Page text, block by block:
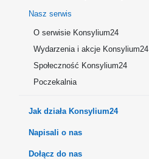
Nasz serwis
O serwisie Konsylium24
Wydarzenia i akcje Konsylium24
Społeczność Konsylium24
Poczekalnia
Jak działa Konsylium24
Napisali o nas
Dołącz do nas